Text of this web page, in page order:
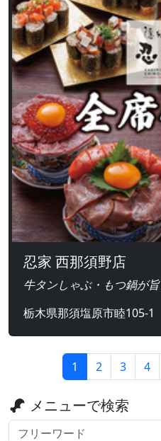
忍家 西那須野店
牛タンしゃぶ・もつ鍋が
栃木県那須塩原市睦105-1
1 2 3 4
メニューで検索
検索ワード